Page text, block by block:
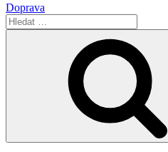
Doprava
Hledat: